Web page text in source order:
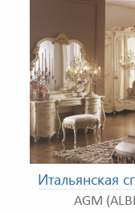
Итальянская
AGM